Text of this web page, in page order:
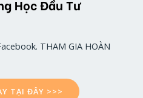
Học Đầu Tư
THAM GIA HOÀN
TẠI ĐÂY >>>